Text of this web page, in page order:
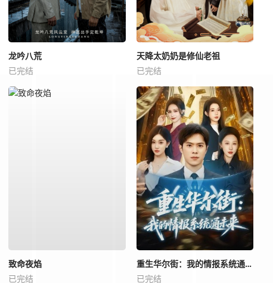
龙吟八荒
已完结
天降太奶奶是修仙老祖
已完结
致命夜焰
已完结
重生华尔街：我的情报系统通未来
已完结